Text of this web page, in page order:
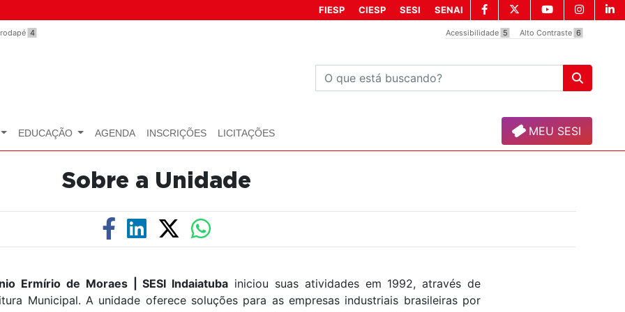
4 Acessibilidade 5 Alto Contraste 6
FIESP CIESP SESI SENAI
EDUCAÇÃO AGENDA INSCRIÇÕES LICITAÇÕES MEU SESI
Sobre a Unidade
Ermírio de Moraes | SESI Indaiatuba iniciou suas atividades em 1992, através de
Municipal. A unidade oferece soluções para as empresas industriais brasileiras por